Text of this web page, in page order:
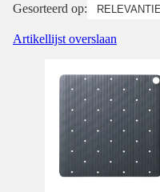
Gesorteerd op:
Artikellijst overslaan